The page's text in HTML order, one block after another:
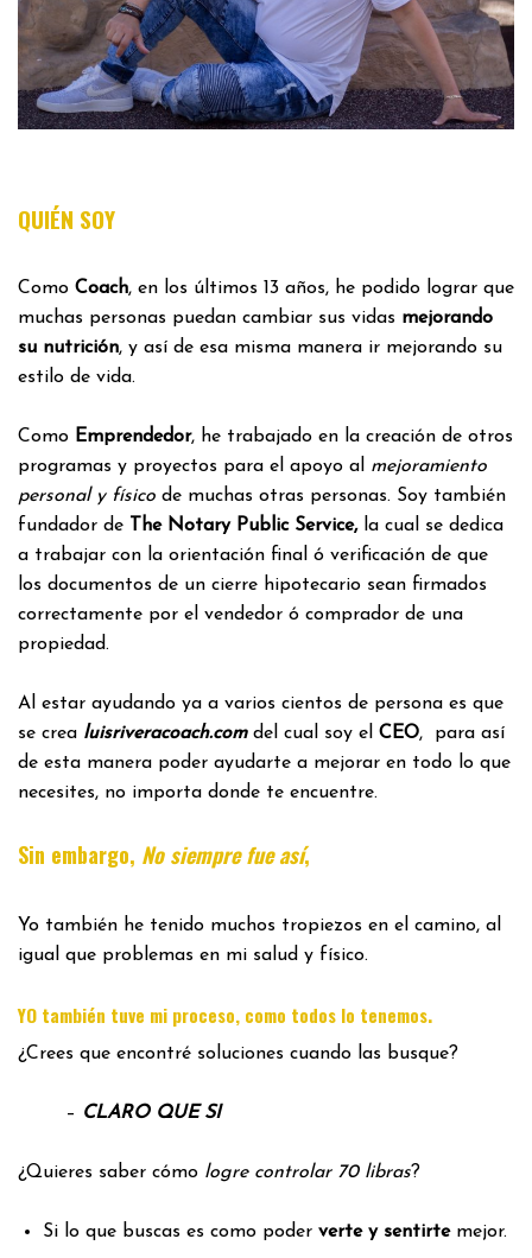
QUIÉN SOY
Como Coach, en los últimos 13 años, he podido lograr que
muchas personas puedan cambiar sus vidas mejorando
su nutrición, y así de esa misma manera ir mejorando su
estilo de vida.
Como Emprendedor, he trabajado en la creación de otros
programas y proyectos para el apoyo al mejoramiento
personal y físico de muchas otras personas. Soy también
fundador de
The Notary Public Service,la cual se dedica
a trabajar con la orientación final ó verificación de que
los documentos de un cierre hipotecario sean firmados
correctamente por el vendedor ó comprador de una
propiedad.
Al estar ayudando ya a varios cientos de persona es que
se crea luisriveracoach.comdel cual soy el CEO, para así
de esta manera poder ayudarte a mejorar en todo lo que
necesites, no importa donde te encuentre.
Sin embargo, No siempre fue así,
Yo también he tenido muchos tropiezos en el camino, al
igual que problemas en mi salud y físico.
YO también tuve mi proceso, como todos lo tenemos.
¿Crees que encontré soluciones cuando las busque?
– CLARO QUE SI
¿Quieres saber cómo logre controlar 70 libras?
Si lo que buscas es como poder verte y sentirtemejor.